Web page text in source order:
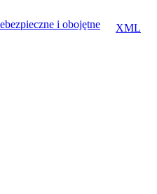
XML
i obojętne